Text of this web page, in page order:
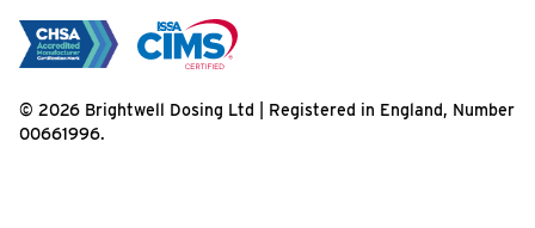
© 2026 Brightwell Dosing Ltd | Registered in England, Number
00661996.